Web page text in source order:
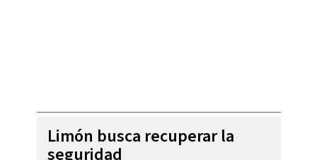
Limón busca recuperar la
seguridad